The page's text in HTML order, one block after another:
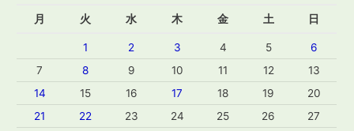
月 火 水 木 金 土 日
1 2 3 4 5
6
7
8 9 10 11 12
13
14
15 16 17 18 19
20
21
22 23 24 25 26 27